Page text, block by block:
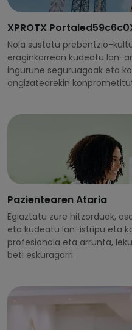
XPROTX
Nola sustatu prebentzio-
eraginkorrean kudeatu lan-
ingurune seguruagoak eta
ongizatearekin
Pazientearen Ataria
Egiaztatu zure hitzorduak,
eta kudeatu lan-istripu eta
profesionala eta arrunta,
beti eskuragarri.